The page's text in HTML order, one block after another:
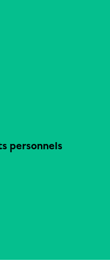
personnels